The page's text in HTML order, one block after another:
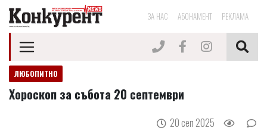
ЗА НАС АБОНАМЕНТ РЕКЛАМА
ЛЮБОПИТНО
Хороскоп за събота 20 септември
20 сеп 2025